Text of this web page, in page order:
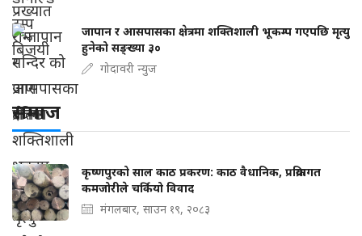
जापान र आसपासका क्षेत्रमा शक्तिशाली भूकम्प गएपछि मृत्यु
हुनेको सङ्ख्या ३०
गोदावरी न्युज
समाज
कृष्णपुरको साल काठ प्रकरण: काठ वैधानिक, प्रक्रियागत
कमजोरीले चर्कियो विवाद
मंगलबार, साउन १९, २०८३